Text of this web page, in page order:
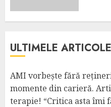
ULTIMELE ARTICOLE
AMI vorbește fără
momente din carieră.
terapie! “Critica asta îmi